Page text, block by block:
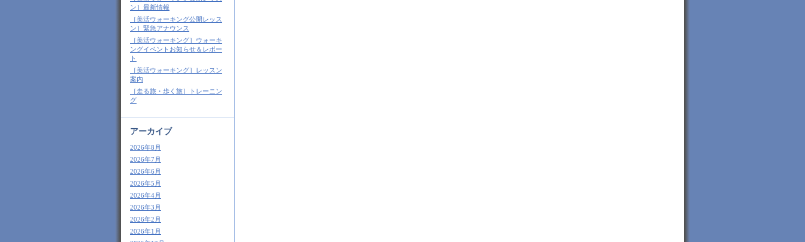
ン］最新情報
［美活ウォーキング公開レッス
ン］緊急アナウンス
［美活ウォーキング］ウォーキ
ングイベントお知らせ＆レポー
ト
［美活ウォーキング］レッスン
案内
［走る旅・歩く旅］トレーニン
グ
アーカイブ
2026年8月
2026年7月
2026年6月
2026年5月
2026年4月
2026年3月
2026年2月
2026年1月